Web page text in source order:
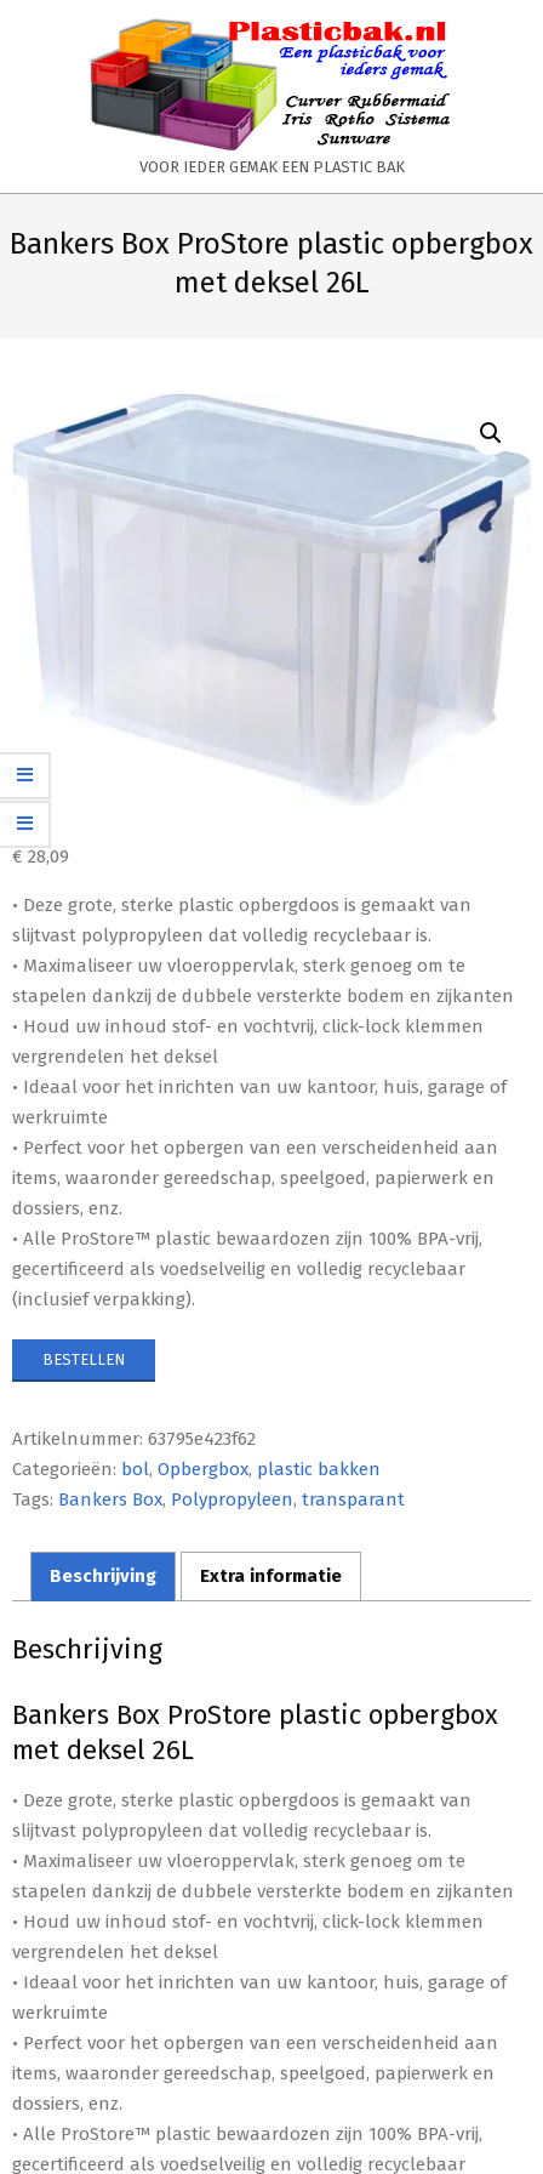
PLASTICBAK.NL
VOOR IEDER GEMAK EEN PLASTIC BAK
Navigation
Navigation
Bankers Box ProStore plastic opbergbox
met deksel 26L
€ 28,09
• Deze grote, sterke plastic opbergdoos is gemaakt van
slijtvast polypropyleen dat volledig recyclebaar is.
• Maximaliseer uw vloeroppervlak, sterk genoeg om te
stapelen dankzij de dubbele versterkte bodem en zijkanten
• Houd uw inhoud stof- en vochtvrij, click-lock klemmen
vergrendelen het deksel
• Ideaal voor het inrichten van uw kantoor, huis, garage of
werkruimte
• Perfect voor het opbergen van een verscheidenheid aan
items, waaronder gereedschap, speelgoed, papierwerk en
dossiers, enz.
• Alle ProStore™ plastic bewaardozen zijn 100% BPA-vrij,
gecertificeerd als voedselveilig en volledig recyclebaar
(inclusief verpakking).
BESTELLEN
Artikelnummer: 63795e423f62
Categorieën: bol, Opbergbox, plastic bakken
Tags: Bankers Box, Polypropyleen, transparant
Beschrijving Extra informatie
Beschrijving
Bankers Box ProStore plastic opbergbox
met deksel 26L
• Deze grote, sterke plastic opbergdoos is gemaakt van
slijtvast polypropyleen dat volledig recyclebaar is.
• Maximaliseer uw vloeroppervlak, sterk genoeg om te
stapelen dankzij de dubbele versterkte bodem en zijkanten
• Houd uw inhoud stof- en vochtvrij, click-lock klemmen
vergrendelen het deksel
• Ideaal voor het inrichten van uw kantoor, huis, garage of
werkruimte
• Perfect voor het opbergen van een verscheidenheid aan
items, waaronder gereedschap, speelgoed, papierwerk en
dossiers, enz.
• Alle ProStore™ plastic bewaardozen zijn 100% BPA-vrij,
gecertificeerd als voedselveilig en volledig recyclebaar